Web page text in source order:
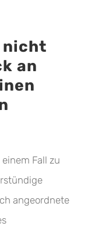
nicht
an
Fall zu
angeordnete